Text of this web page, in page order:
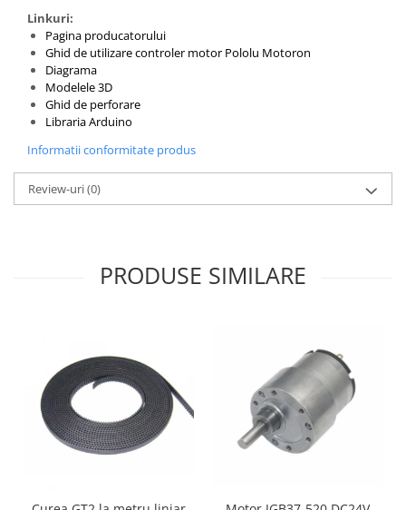
Junior Robotics
Carti
Junior Robotics
Lego Education
STEM Education
Ugears
Kit Fun
Kit Roboti
Organizator de chei Wunderkey
Puzzle lemn Cluebox
Jocuri de societate
Mecanice
3D Printer & CNC
Linkuri:
Pagina producatorului
Ghid de utilizare controler motor Pololu Motoron
Diagrama
Modelele 3D
Ghid de perforare
Libraria Arduino
Informatii conformitate produs
Review-uri(0)
PRODUSE SIMILARE